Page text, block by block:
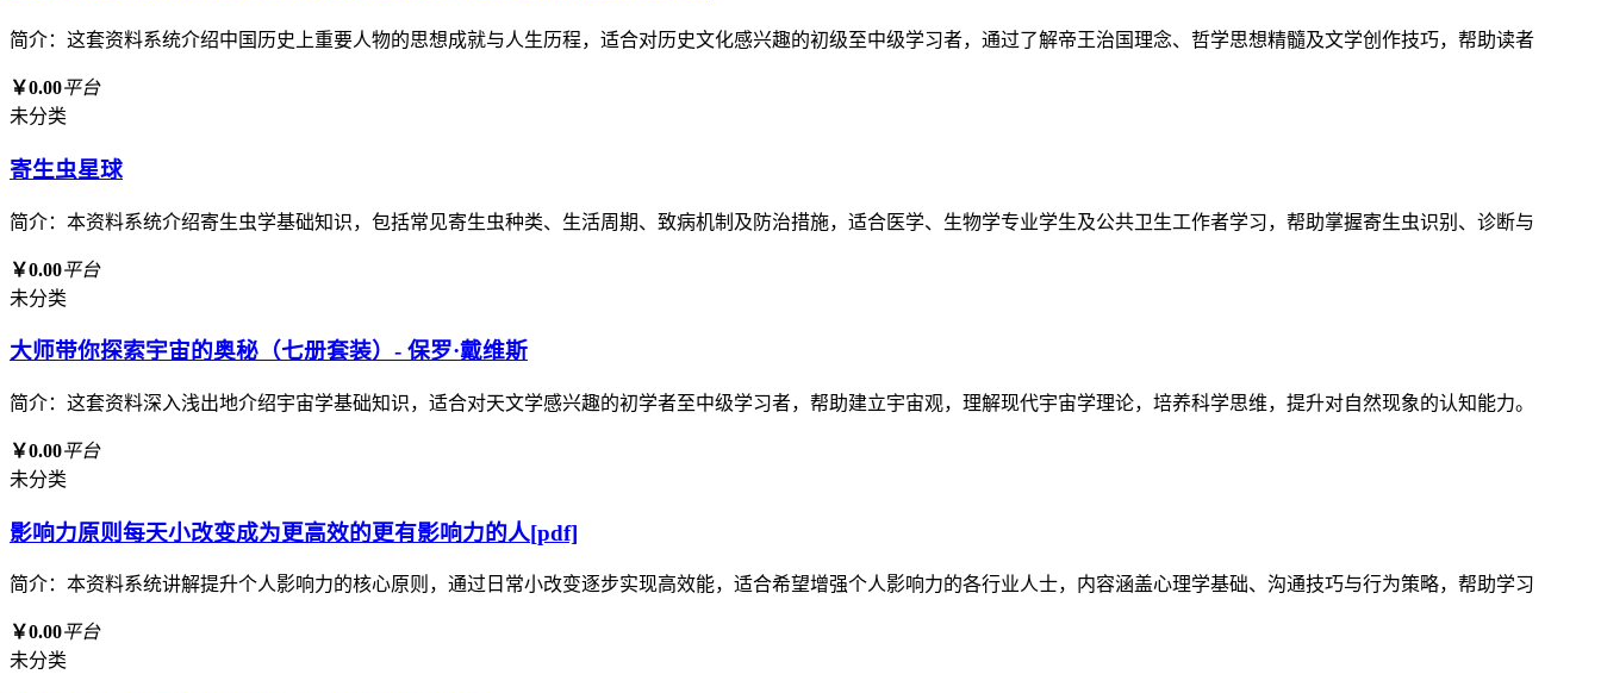
简介：这套资料系统介绍中国历史上重要人物的思想成就与人生历程，适合对历史文化感兴趣的初级至中级学习者，通过了解帝王治国理念、哲学思想精髓及文学创作技巧，帮助读者
￥0.00平台
未分类
寄生虫星球
简介：本资料系统介绍寄生虫学基础知识，包括常见寄生虫种类、生活周期、致病机制及防治措施，适合医学、生物学专业学生及公共卫生工作者学习，帮助掌握寄生虫识别、诊断与
￥0.00平台
未分类
大师带你探索宇宙的奥秘（七册套装）- 保罗·戴维斯
简介：这套资料深入浅出地介绍宇宙学基础知识，适合对天文学感兴趣的初学者至中级学习者，帮助建立宇宙观，理解现代宇宙学理论，培养科学思维，提升对自然现象的认知能力。
￥0.00平台
未分类
影响力原则每天小改变成为更高效的更有影响力的人[pdf]
简介：本资料系统讲解提升个人影响力的核心原则，通过日常小改变逐步实现高效能，适合希望增强个人影响力的各行业人士，内容涵盖心理学基础、沟通技巧与行为策略，帮助学习
￥0.00平台
未分类